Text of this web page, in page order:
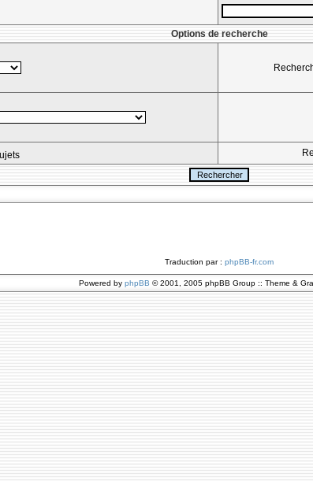
Options de recherche
Traduction par : phpBB-fr.com
Powered by phpBB © 2001, 2005 phpBB Group :: Theme &